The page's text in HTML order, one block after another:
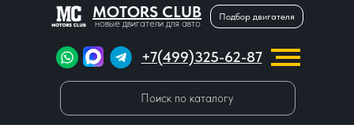
MOTORS CLUB
новые двигатели для авто
Подбор двигателя
+7(499)325-62-87
Поиск по каталогу